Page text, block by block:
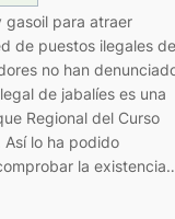
gasoil para atraer
de puestos ilegales de
no han
de jabalíes es una
Regional del Curso
Así lo ha podido
la